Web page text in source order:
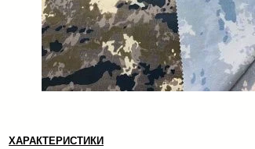
ХАРАКТЕРИСТИКИ